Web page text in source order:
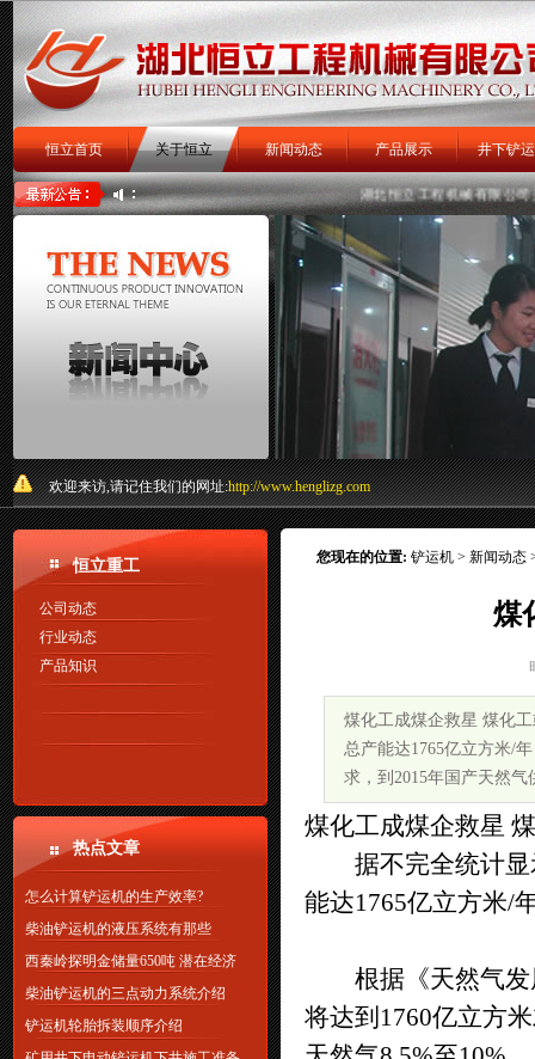
恒立首页 关于恒立 新闻动态 产品展示 井下铲
扒渣机 扒矿机 关于我们 湖北恒立工程机械有限公司是
欢迎来访,请记住我们的网址:http://www.henglizg.com
恒立重工
公司动态
行业动态
产品知识
热点文章
怎么计算铲运机的生产效率?
柴油铲运机的液压系统有那些
西秦岭探明金储量650吨 潜在经济
柴油铲运机的三点动力系统介绍
铲运机轮胎拆装顺序介绍
您现在的位置: 铲运机> 新闻动态
煤
煤化工成煤企救星 煤化
总产能达1765亿立方米/
求，到2015年国产天然
煤化工成煤企救星
据不完全统计显
能达1765亿立方米/
根据《天然气发
将达到1760亿立方